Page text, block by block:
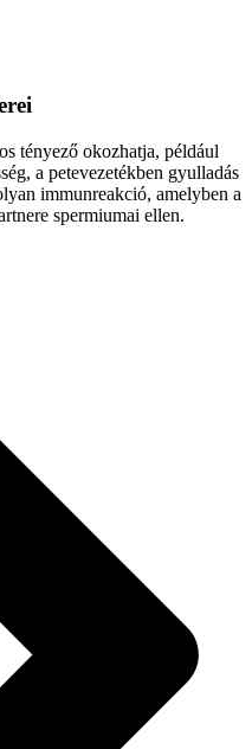
tényező okozhatja, például
a petevezetékben gyulladás
immunreakció, amelyben a
spermiumai ellen.